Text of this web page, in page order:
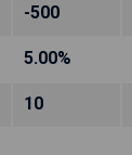
-500
5.00%
10